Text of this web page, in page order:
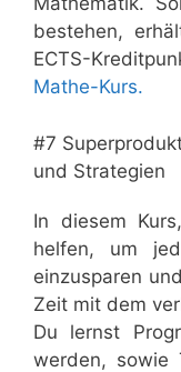
bestehen,
ECTS-
Mathe-Kurs.
#7
und Strategien
In diesem
helfen, um
einzusparen
Zeit mit dem
Du lernst
werden, sowie